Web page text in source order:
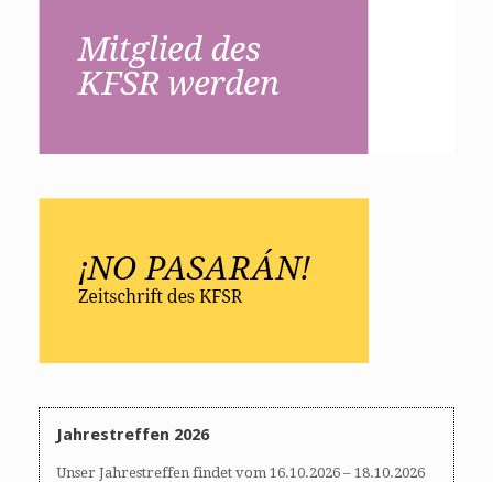
Jahrestreffen 2026
Unser Jahrestreffen findet vom 16.10.2026 – 18.10.2026